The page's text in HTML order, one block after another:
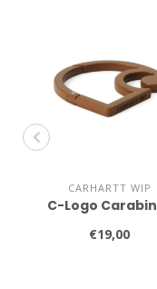
CARHARTT WIP
C-Logo
€19,00